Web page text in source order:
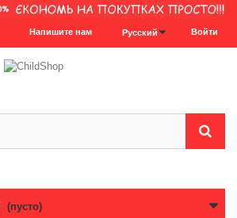
Войти
Русский
Напишите нам
(пусто)